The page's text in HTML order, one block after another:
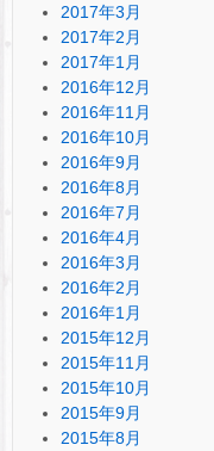
2017年3月
2017年2月
2017年1月
2016年12月
2016年11月
2016年10月
2016年9月
2016年8月
2016年7月
2016年4月
2016年3月
2016年2月
2016年1月
2015年12月
2015年11月
2015年10月
2015年9月
2015年8月